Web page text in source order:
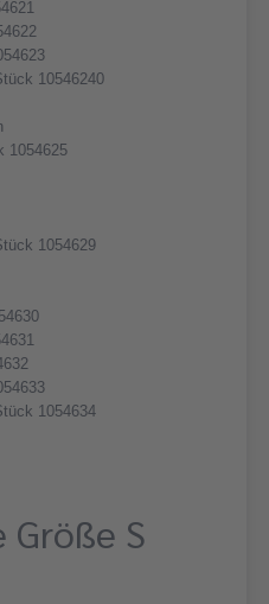
10546240
1054625
1054629
1054634
S